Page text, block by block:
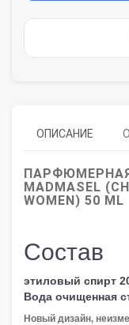
ОПИСАНИЕ
ПАРФЮМЕРНАЯ
MADMASEL
WOMEN) 50 ML
Состав
этиловый спирт
Вода очищенная
Новый дизайн,